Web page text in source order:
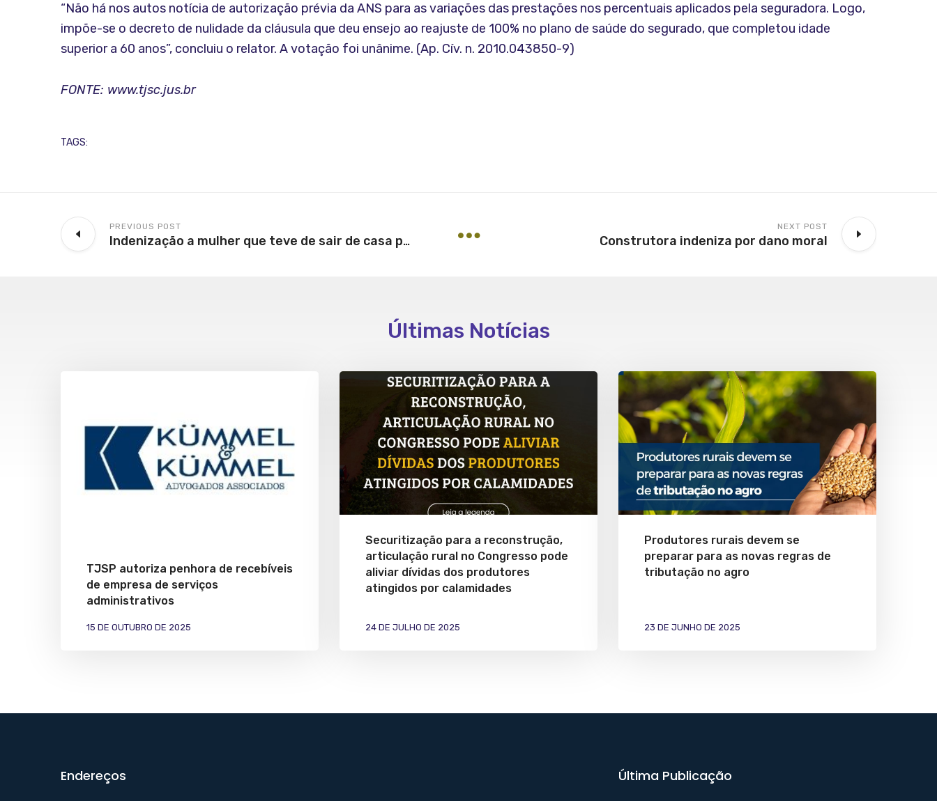
“Não há nos autos notícia de autorização prévia da ANS para as variações das prestações nos percentuais aplicados pela seguradora. Logo,
impõe-se o decreto de nulidade da cláusula que deu ensejo ao reajuste de 100% no plano de saúde do segurado, que completou idade
superior a 60 anos”, concluiu o relator. A votação foi unânime. (Ap. Cív. n. 2010.043850-9)
FONTE: www.tjsc.jus.br
TAGS:
PREVIOUS POST
Indenização a mulher que teve de sair de casa por conta de infiltrações
NEXT POST
Construtora indeniza por dano moral
Últimas Notícias
TJSP autoriza penhora de recebíveis
de empresa de serviços
administrativos
15 DE OUTUBRO DE 2025
Securitização para a reconstrução,
articulação rural no Congresso pode
aliviar dívidas dos produtores
atingidos por calamidades
24 DE JULHO DE 2025
Produtores rurais devem se
preparar para as novas regras de
tributação no agro
23 DE JUNHO DE 2025
Endereços Última Publicação